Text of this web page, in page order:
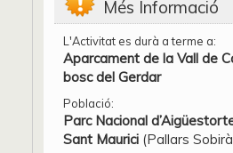
Més Informació
L'Activitat es durà a terme a:
Aparcament de la Vall de
bosc del Gerdar
Població:
Parc Nacional
Sant Maurici (Pallars